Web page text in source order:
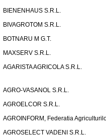
BIENENHAUS S.R.L.
BIVAGROTOM S.R.L.
BOTNARU M G.T.
MAXSERV S.R.L.
AGARISTA AGRICOLA S.R.L.
AGRO-VASANOL S.R.L.
AGROELCOR S.R.L.
AGROINFORM, Federatia
AGROSELECT VADENI S.R.L.